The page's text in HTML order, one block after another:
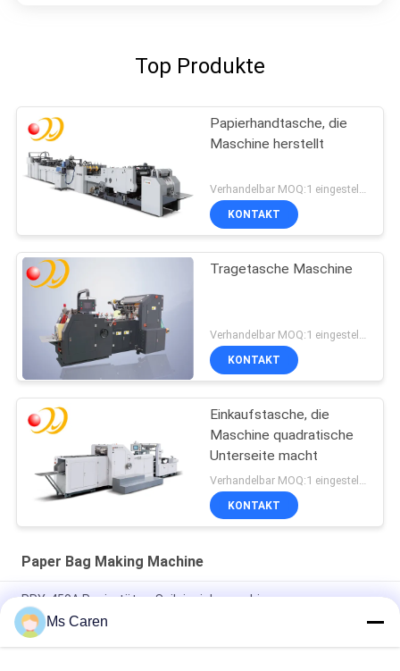
Top Produkte
Papierhandtasche, die
Maschine herstellt
Verhandelbar MOQ:1 eingestellt/Sätze
KONTAKT
Tragetasche Maschine
KONTAKT
Einkaufstasche, die
Maschine quadratische
Unterseite macht
KONTAKT
Paper Bag Making Machine
PRY-450A Papiertüten-Seileinziehmaschine
Automatischer Kraftpapier-Blasen-Taschen-Polywerbungs-
Umschlag, der Seitendichtung der Maschinen-zwei herstellt
Ms Caren